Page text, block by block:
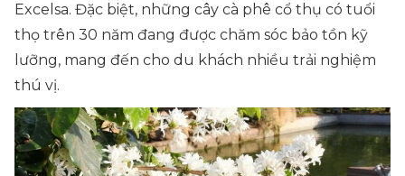
Excelsa. Đặc biệt, những cây cà phê cổ thụ có tuổi
thọ trên 30 năm đang được chăm sóc bảo tồn kỹ
lưỡng, mang đến cho du khách nhiều trải nghiệm
thú vị.